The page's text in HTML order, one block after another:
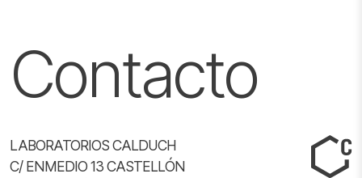
Contacto
LABORATORIOS CALDUCH
C/ ENMEDIO 13 CASTELLÓN